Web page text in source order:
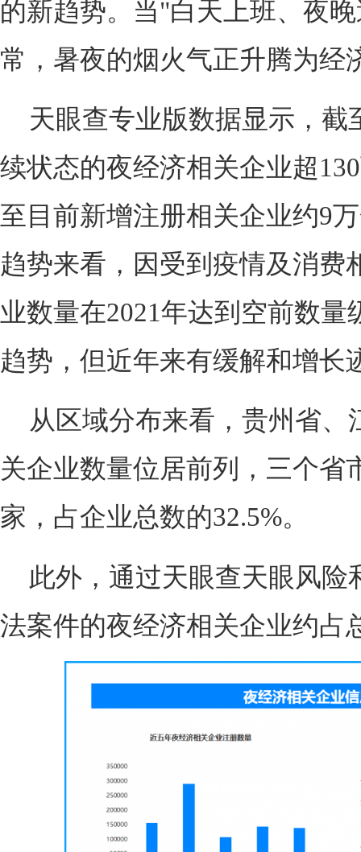
的新趋势。当"白天上班、夜
常，暑夜的烟火气正升腾为经
天眼查专业版数据显示，
续状态的夜经济相关企业超
至目前新增注册相关企业约9
趋势来看，因受到疫情及消费
业数量在2021年达到空前数
趋势，但近年来有缓解和增长
从区域分布来看，贵州省
关企业数量位居前列，三个省
家，占企业总数的32.5%。
此外，通过天眼查天眼风
法案件的夜经济相关企业约占